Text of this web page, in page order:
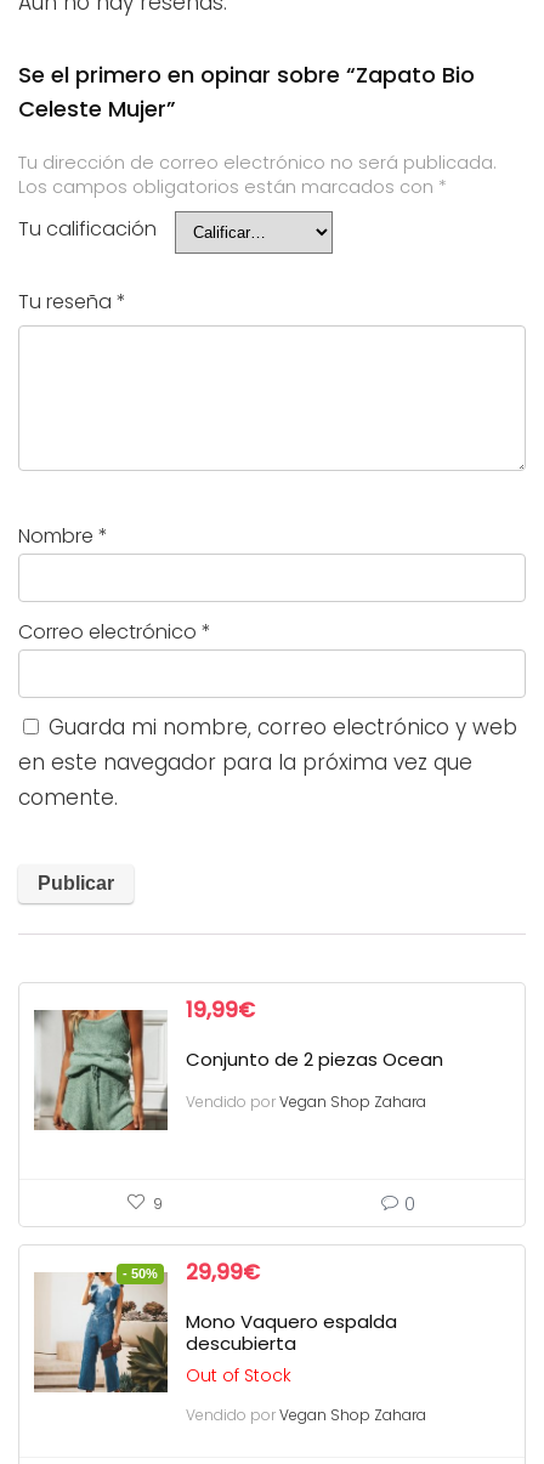
Se el primero en opinar sobre “Zapato Bio
Celeste Mujer”
Tu dirección de correo electrónico no será publicada.
Los campos obligatorios están marcados con *
Tu calificación
Tu reseña *
Nombre *
Correo electrónico *
Guarda mi nombre, correo electrónico y web
en este navegador para la próxima vez que
comente.
19,99€
Conjunto de 2 piezas Ocean
Vendido porVegan Shop Zahara
9 0
- 50% 29,99€
Mono Vaquero espalda
descubierta
Out of Stock
Vendido porVegan Shop Zahara